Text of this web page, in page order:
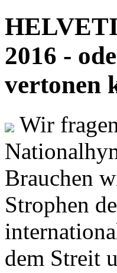
2016 -
vertonen
Wir
Brauchen
Strophen
dem Streit